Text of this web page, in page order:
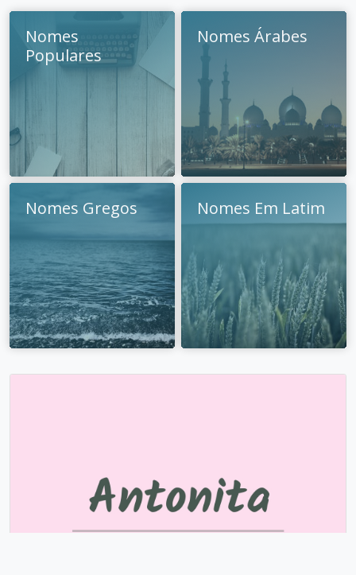
Nomes
Populares
Nomes Árabes
Nomes Gregos Nomes Em Latim